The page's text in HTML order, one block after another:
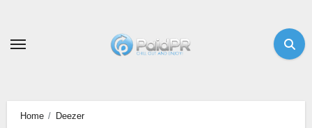
content
Home Deezer